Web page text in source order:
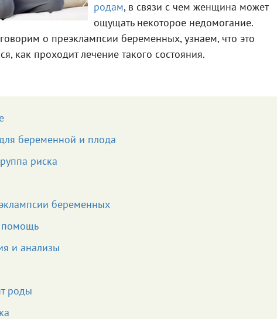
родам, в связи с чем женщина может
ощущать некоторое недомогание.
о преэклампсии беременных, узнаем, что это
как проходит лечение такого состояния.
беременной и плода
риска
беременных
помощь
и анализы
роды